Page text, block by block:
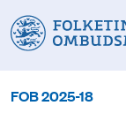
FOB 2025-18